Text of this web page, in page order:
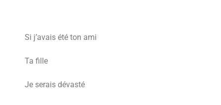
Si j’avais été ton ami
Ta fille
Je serais dévasté